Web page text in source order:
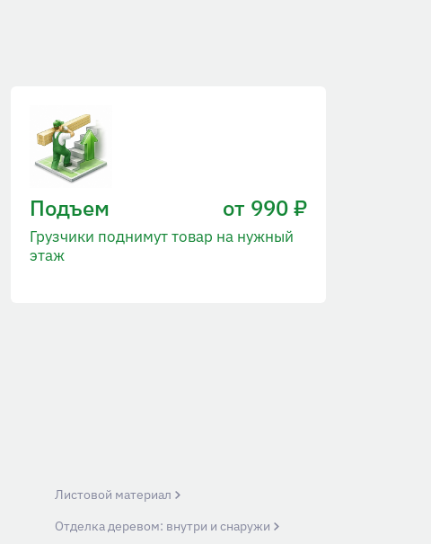
Подъем от 990 ₽
Грузчики поднимут товар на нужный
этаж
Листовой материал
Отделка деревом: внутри и снаружи